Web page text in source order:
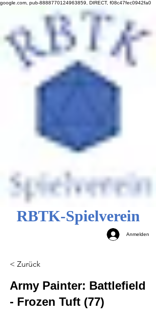
google.com, pub-8888770124963859, DIRECT, f08c47fec0942fa0
RBTK-Spielverein
Anmelden
< Zurück
Army Painter: Battlefield
- Frozen Tuft (77)